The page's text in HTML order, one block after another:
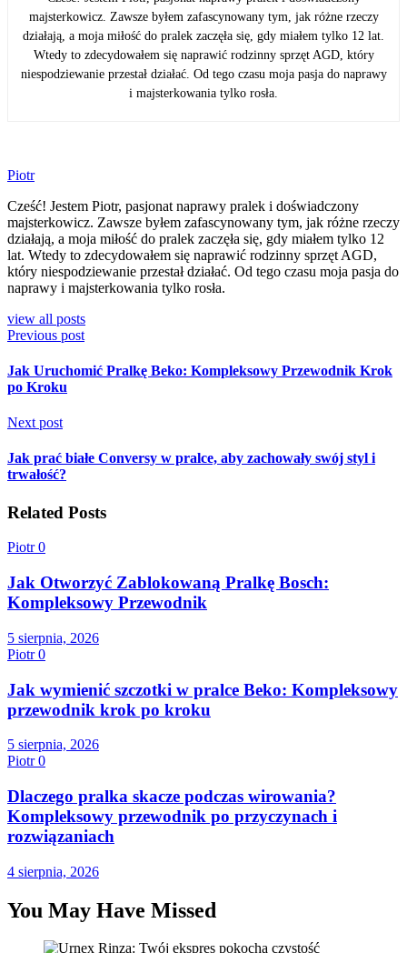
majsterkowicz. Zawsze byłem zafascynowany tym, jak różne rzeczy
działają, a moja miłość do pralek zaczęła się, gdy miałem tylko 12 lat.
Wtedy to zdecydowałem się naprawić rodzinny sprzęt AGD, który
niespodziewanie przestał działać. Od tego czasu moja pasja do naprawy
i majsterkowania tylko rosła.
Piotr
Cześć! Jestem Piotr, pasjonat naprawy pralek i doświadczony
majsterkowicz. Zawsze byłem zafascynowany tym, jak różne rzeczy
działają, a moja miłość do pralek zaczęła się, gdy miałem tylko 12
lat. Wtedy to zdecydowałem się naprawić rodzinny sprzęt AGD,
który niespodziewanie przestał działać. Od tego czasu moja pasja do
naprawy i majsterkowania tylko rosła.
view all posts
Previous post
Jak Uruchomić Pralkę Beko: Kompleksowy Przewodnik Krok
po Kroku
Next post
Jak prać białe Conversy w pralce, aby zachowały swój styl i
trwałość?
Related Posts
Piotr0
Jak Otworzyć Zablokowaną Pralkę Bosch:
Kompleksowy Przewodnik
5 sierpnia, 2026
Piotr0
Jak wymienić szczotki w pralce Beko: Kompleksowy
przewodnik krok po kroku
5 sierpnia, 2026
Piotr0
Dlaczego pralka skacze podczas wirowania?
Kompleksowy przewodnik po przyczynach i
rozwiązaniach
4 sierpnia, 2026
You May Have Missed